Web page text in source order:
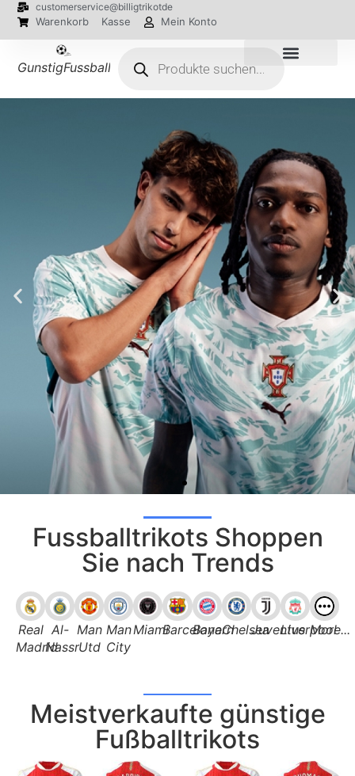
customerservice@billigtrikotde
Warenkorb Kasse Mein Konto
GunstigFussballTrikot
Fussballtrikots Shoppen
Sie nach Trends
Real
Madrid
Al-
Nassr
Man
Utd
Man
City
MiamiBarcelona
BayernChelseaJuventusLiverpool
More...
Meistverkaufte günstige
Fußballtrikots